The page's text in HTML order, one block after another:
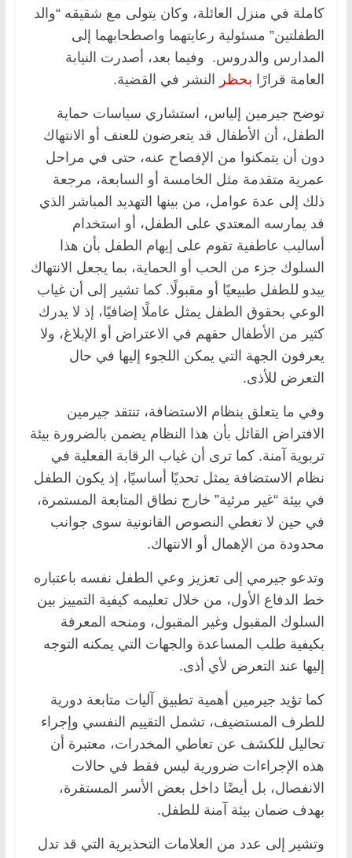
كاملة في منزل العائلة، وكان يتولى مع شقيقه “والد
الطفلتين” مسئولية رعايتهما واصطحابهما إلى
المدارس والدروس. وفيما بعد، أصدرت النيابة
العامة قرارًا بحظر النشر في القضية.
توضح جيرمين إلياس، استشاري سياسات حماية
الطفل، أن الأطفال قد يتعرضون للعنف أو الانتهاك
دون أن يتمكنوا من الإفصاح عنه، حتى في مراحل
عمرية متقدمة مثل الخامسة أو السابعة، مرجعة
ذلك إلى عدة عوامل، من بينها التهديد المباشر الذي
قد يمارسه المعتدي على الطفل، أو استخدام
أساليب عاطفية تقوم على إيهام الطفل بأن هذا
السلوك جزء من الحب أو الحماية، بما يجعل الانتهاك
يبدو للطفل طبيعيًا أو مقبولًا. كما تشير إلى أن غياب
الوعي بحقوق الطفل يمثل عاملًا إضافيًا، إذ لا يدرك
كثير من الأطفال حقهم في الاعتراض أو الإبلاغ، ولا
يعرفون الجهة التي يمكن اللجوء إليها في حال
التعرض للأذى.
وفي ما يتعلق بنظام الاستضافة، تنتقد جيرمين
الافتراض القائل بأن هذا النظام يضمن بالضرورة بيئة
تربوية آمنة. كما ترى أن غياب الرقابة الفعلية في
نظام الاستضافة يمثل تحديًا أساسيًا، إذ يكون الطفل
في بيئة “غير مرئية” خارج نطاق المتابعة المستمرة،
في حين لا تغطي النصوص القانونية سوى جوانب
محدودة من الإهمال أو الانتهاك.
وتدعو جيرمي إلى تعزيز وعي الطفل نفسه باعتباره
خط الدفاع الأول، من خلال تعليمه كيفية التمييز بين
السلوك المقبول وغير المقبول، ومنحه المعرفة
بكيفية طلب المساعدة والجهات التي يمكنه التوجه
إليها عند التعرض لأي أذى.
كما تؤيد جيرمين أهمية تطبيق آليات متابعة دورية
للطرف المستضيف، تشمل التقييم النفسي وإجراء
تحاليل للكشف عن تعاطي المخدرات، معتبرة أن
هذه الإجراءات ضرورية ليس فقط في حالات
الانفصال، بل أيضًا داخل بعض الأسر المستقرة،
بهدف ضمان بيئة آمنة للطفل.
وتشير إلى عدد من العلامات التحذيرية التي قد تدل